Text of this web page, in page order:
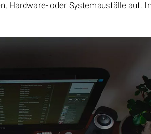
Hardware- oder Systemausfälle auf.